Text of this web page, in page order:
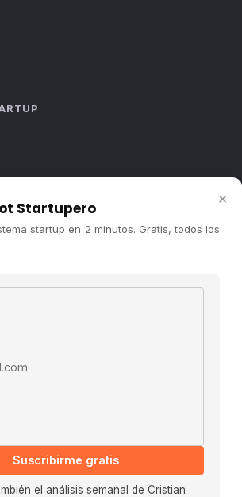
Privacidad · Términos De Uso
×
Startupero
startup en 2 minutos. Gratis, todos los
Suscribirme gratis
el análisis semanal de Cristian